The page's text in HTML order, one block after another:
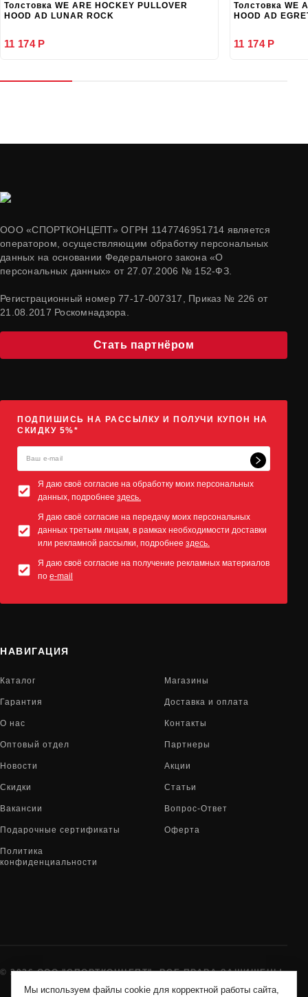
Толстовка WE ARE HOCKEY PULLOVER
HOOD AD LUNAR ROCK
11 174 Р
Толстовка WE
HOOD AD
11 174 Р
ООО «СПОРТКОНЦЕПТ» ОГРН 1147746951714 является
оператором, осуществляющим обработку персональных
данных на основании Федерального закона «О
персональных данных» от 27.07.2006 № 152-ФЗ.
Регистрационный номер 77-17-007317, Приказ № 226 от
21.08.2017 Роскомнадзора.
Стать партнёром
ПОДПИШИСЬ НА РАССЫЛКУ И ПОЛУЧИ КУПОН НА
СКИДКУ 5%*
Я даю своё согласие на обработку моих персональных
данных, подробнее здесь.
Я даю своё согласие на передачу моих персональных
данных третьим лицам, в рамках необходимости доставки
или рекламной рассылки, подробнее здесь.
Я даю своё согласие на получение рекламных материалов
по e-mail
НАВИГАЦИЯ
Каталог Магазины
Гарантия Доставка и оплата
О нас Контакты
Оптовый отдел Партнеры
Новости Акции
Скидки Статьи
Вакансии Вопрос-Ответ
Подарочные сертификаты Оферта
Политика
конфиденциальности
© 2026 ООО "СПОРТКОНЦЕПТ". ВСЕ ПРАВА ЗАЩИЩЕНЫ
Мы используем файлы cookie для корректной работы сайта,